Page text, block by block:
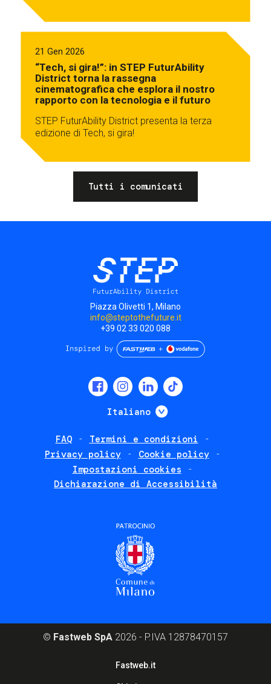
21 Gen 2026
“Tech, si gira!”: in STEP FuturAbility
District torna la rassegna
cinematografica che esplora il nostro
rapporto con la tecnologia e il futuro
STEP FuturAbility District presenta la terza
edizione di Tech, si gira!
Tutti i comunicati
Piazza Olivetti 1, Milano
info@steptothefuture.it
+39 02 33 020 088
Italiano Mostra ulteriori
FAQ
Termini e condizioni
Privacy policy
Cookie policy
Impostazioni cookies
Dichiarazione di Accessibilità
© Fastweb SpA 2026 - P.IVA 12878470157
Fastweb.it